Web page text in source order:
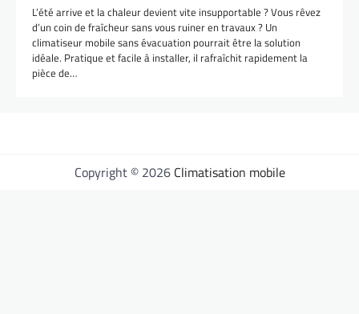
L’été arrive et la chaleur devient vite insupportable ? Vous rêvez
d’un coin de fraîcheur sans vous ruiner en travaux ? Un
climatiseur mobile sans évacuation pourrait être la solution
idéale. Pratique et facile à installer, il rafraîchit rapidement la
pièce de…
Copyright © 2026 Climatisation mobile